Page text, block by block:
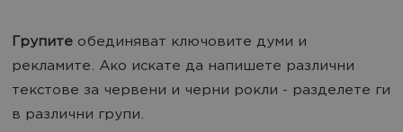
Групите обединяват ключовите думи и
рекламите. Ако искате да напишете различни
текстове за червени и черни рокли - разделете ги
в различни групи.